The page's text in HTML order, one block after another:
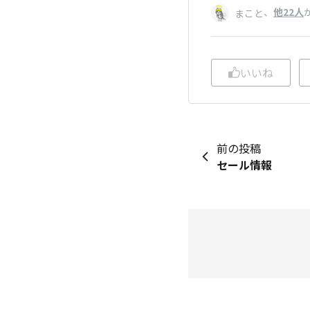
まこと、 他22人
いいね
前の投稿
セール情報